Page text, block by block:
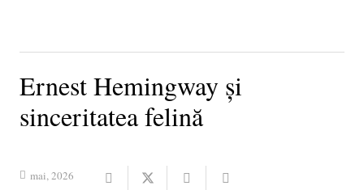
Ernest Hemingway și
sinceritatea felină
mai, 2026